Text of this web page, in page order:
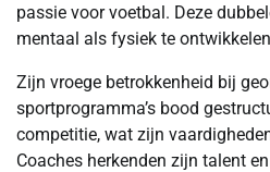
passie voor voetbal. Deze
mentaal als fysiek te
Zijn vroege betrokkenheid bij
sportprogramma’s bood
competitie, wat zijn
Coaches herkenden zijn talent